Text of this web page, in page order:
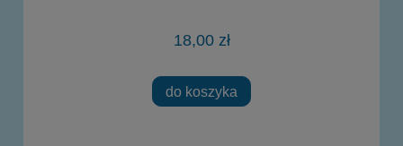
18,00 zł
do koszyka